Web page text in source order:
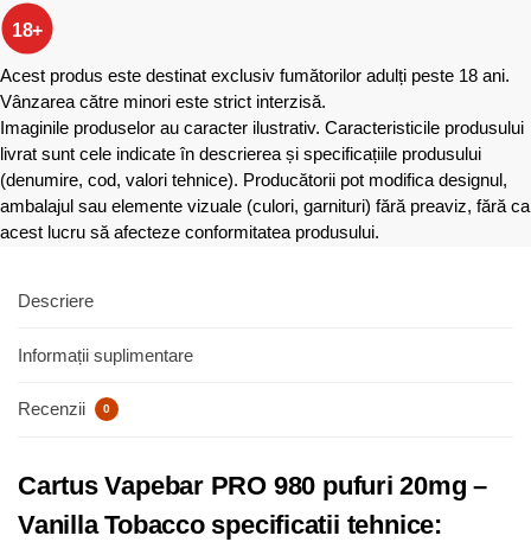
18+
Acest produs este destinat exclusiv fumătorilor adulți peste 18 ani.
Vânzarea către minori este strict interzisă.
Imaginile produselor au caracter ilustrativ. Caracteristicile produsului
livrat sunt cele indicate în descrierea și specificațiile produsului
(denumire, cod, valori tehnice). Producătorii pot modifica designul,
ambalajul sau elemente vizuale (culori, garnituri) fără preaviz, fără ca
acest lucru să afecteze conformitatea produsului.
Descriere
Informații suplimentare
Recenzii 0
Cartus Vapebar PRO 980 pufuri 20mg –
Vanilla Tobacco specificatii tehnice: